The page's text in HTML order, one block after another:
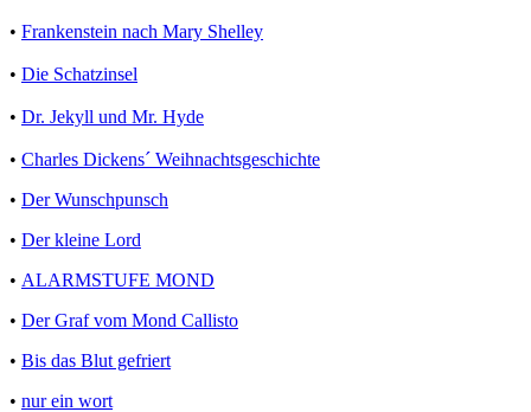
• Frankenstein nach Mary Shelley
• Die Schatzinsel
• Dr. Jekyll und Mr. Hyde
• Charles Dickens´ Weihnachtsgeschichte
• Der Wunschpunsch
• Der kleine Lord
• ALARMSTUFE MOND
• Der Graf vom Mond Callisto
• Bis das Blut gefriert
• nur ein wort